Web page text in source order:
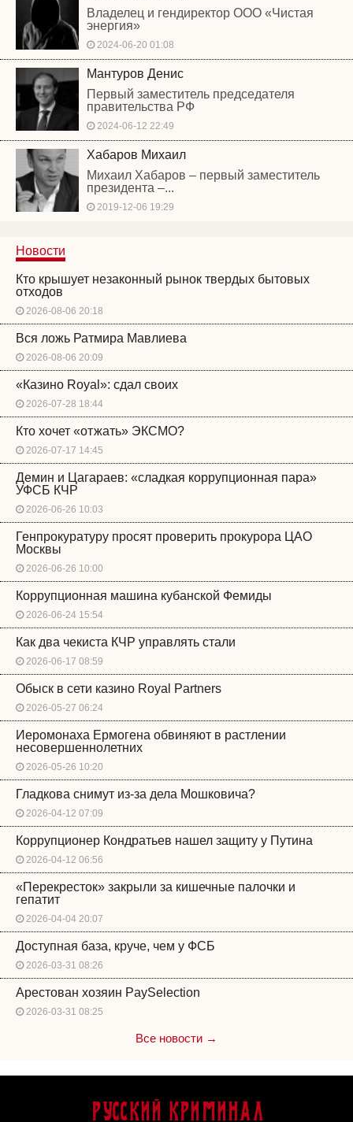
Владелец и гендиректор ООО «Чистая
энергия»
2024-06-20 01:08
Мантуров Денис
Первый заместитель председателя
правительства РФ
2024-06-12 22:49
Хабаров Михаил
Михаил Хабаров – первый заместитель
президента –...
2019-12-06 19:29
Новости
Кто крышует незаконный рынок твердых бытовых
отходов
2026-08-06 20:18
Вся ложь Ратмира Мавлиева
2026-08-06 20:09
«Казино Royal»: сдал своих
2026-07-28 18:44
Кто хочет «отжать» ЭКСМО?
2026-07-17 14:45
Демин и Цагараев: «сладкая коррупционная пара»
УФСБ КЧР
2026-06-26 10:03
Генпрокуратуру просят проверить прокурора ЦАО
Москвы
2026-06-26 10:00
Коррупционная машина кубанской Фемиды
2026-06-24 15:54
Как два чекиста КЧР управлять стали
2026-06-17 08:59
Обыск в сети казино Royal Partners
2026-05-27 06:24
Иеромонаха Ермогена обвиняют в растлении
несовершеннолетних
2026-05-26 10:20
Гладкова снимут из-за дела Мошковича?
2026-04-12 07:09
Коррупционер Кондратьев нашел защиту у Путина
2026-04-12 06:56
«Перекресток» закрыли за кишечные палочки и
гепатит
2026-04-04 20:07
Доступная база, круче, чем у ФСБ
2026-03-31 08:26
Арестован хозяин PaySelection
2026-03-31 08:25
Все новости →
Русский Криминал